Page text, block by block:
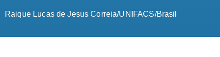
Raique Lucas de Jesus Correia/UNIFACS/Brasil